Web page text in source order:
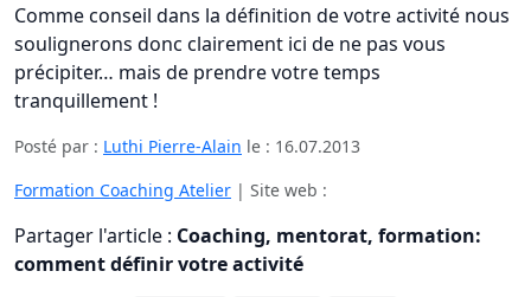
Comme conseil dans la définition de votre activité nous
soulignerons donc clairement ici de ne pas vous
précipiter… mais de prendre votre temps
tranquillement !
Posté par : Luthi Pierre-Alain le : 16.07.2013
Formation Coaching Atelier | Site web :
Partager l'article : Coaching, mentorat, formation:
comment définir votre activité